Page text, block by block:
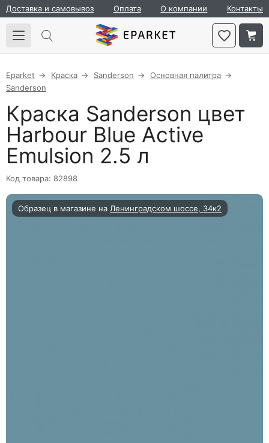
Доставка и самовывоз Оплата О компании Контакты
Eparket Краска Sanderson
Основная палитра
Sanderson
Краска Sanderson цвет
Harbour Blue Active
Emulsion 2.5 л
Код товара: 82898
Образец в магазине на Ленинградском шоссе, 34к2